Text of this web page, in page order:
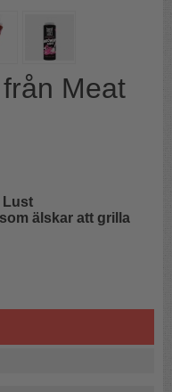
Meat
Lust
älskar att grilla